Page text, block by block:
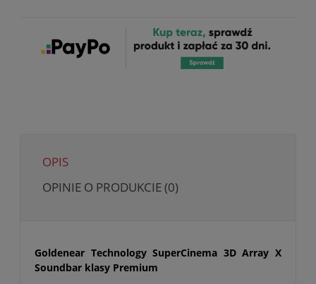
OPIS
OPINIE O PRODUKCIE (0)
Goldenear Technology SuperCinema 3D Array X
Soundbar klasy Premium